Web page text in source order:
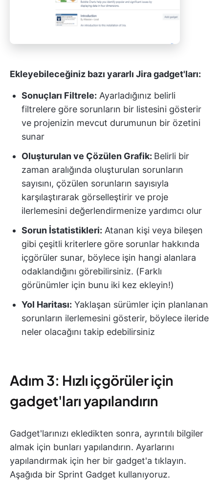
Ekleyebileceğiniz bazı yararlı Jira gadget'ları:
Sonuçları Filtrele: Ayarladığınız belirli
filtrelere göre sorunların bir listesini gösterir
ve projenizin mevcut durumunun bir özetini
sunar
Oluşturulan ve Çözülen Grafik: Belirli bir
zaman aralığında oluşturulan sorunların
sayısını, çözülen sorunların sayısıyla
karşılaştırarak görselleştirir ve proje
ilerlemesini değerlendirmenize yardımcı olur
Sorun İstatistikleri: Atanan kişi veya bileşen
gibi çeşitli kriterlere göre sorunlar hakkında
içgörüler sunar, böylece işin hangi alanlara
odaklandığını görebilirsiniz. (Farklı
görünümler için bunu iki kez ekleyin!)
Yol Haritası: Yaklaşan sürümler için planlanan
sorunların ilerlemesini gösterir, böylece ileride
neler olacağını takip edebilirsiniz
Adım 3: Hızlı içgörüler için
gadget'ları yapılandırın
Gadget'larınızı ekledikten sonra, ayrıntılı bilgiler
almak için bunları yapılandırın. Ayarlarını
yapılandırmak için her bir gadget'a tıklayın.
Aşağıda bir Sprint Gadget kullanıyoruz.